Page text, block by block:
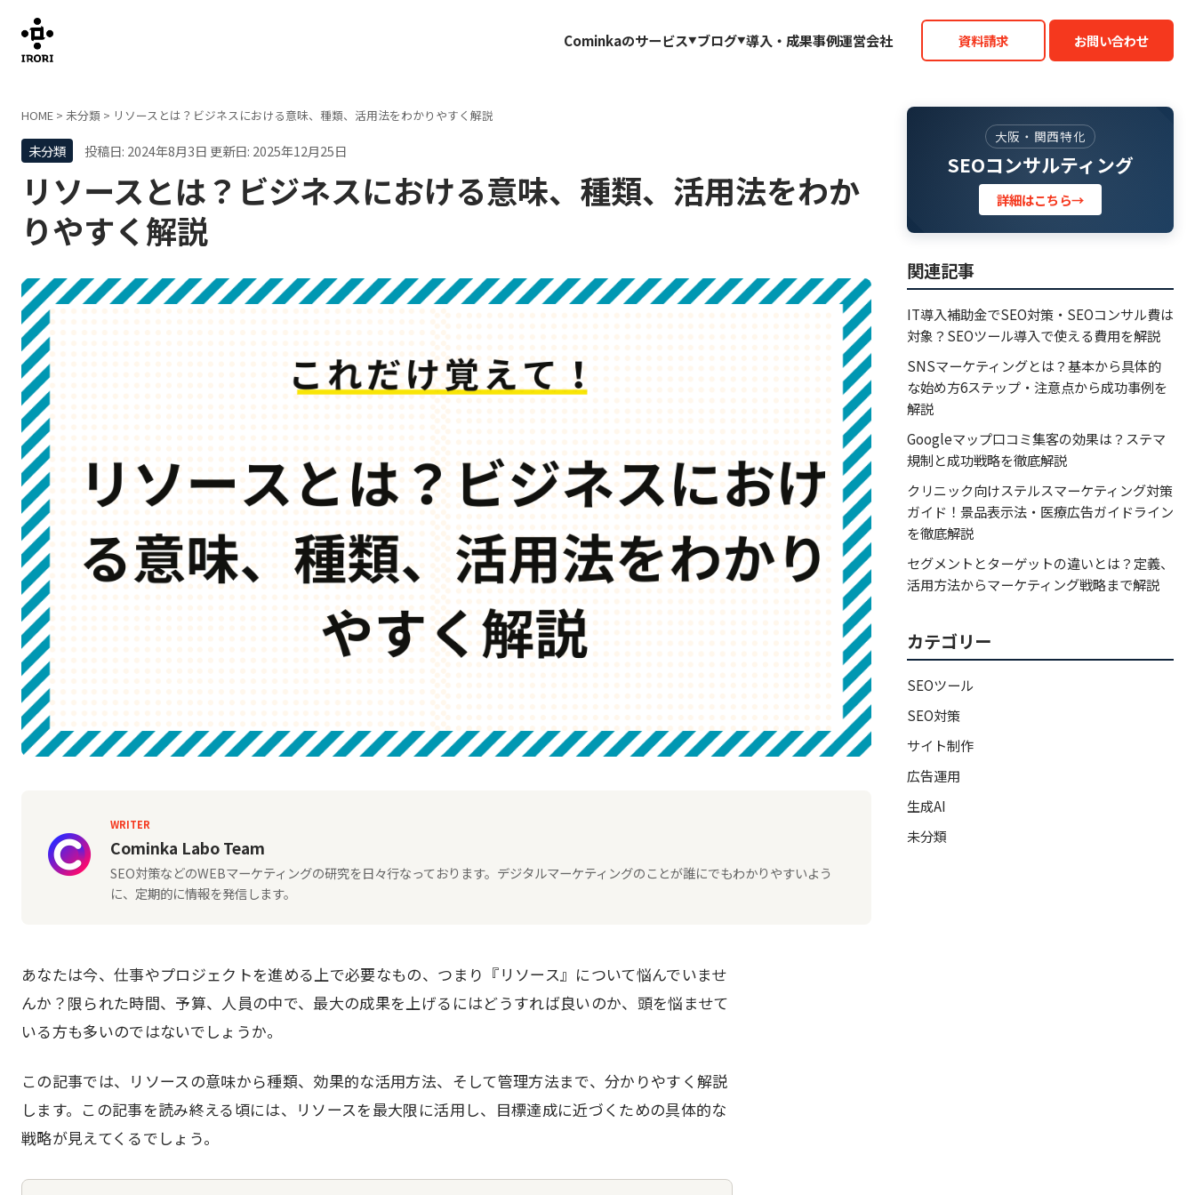
Cominkaのサービス ブログ 導入・成果事例運営会社 資料請求 お問い合わせ
HOME > 未分類 > リソースとは？ビジネスにおける意味、種類、活用法をわかりやすく解説
未分類 投稿日: 2024年8月3日 更新日: 2025年12月25日
リソースとは？ビジネスにおける意味、種類、活用法をわか
りやすく解説
WRITER
Cominka Labo Team
SEO対策などのWEBマーケティングの研究を日々行なっております。デジタルマーケティングのことが誰にでもわかりやすいよう
に、定期的に情報を発信します。
あなたは今、仕事やプロジェクトを進める上で必要なもの、つまり『リソース』について悩んでいませ
んか？限られた時間、予算、人員の中で、最大の成果を上げるにはどうすれば良いのか、頭を悩ませて
いる方も多いのではないでしょうか。
この記事では、リソースの意味から種類、効果的な活用方法、そして管理方法まで、分かりやすく解説
します。この記事を読み終える頃には、リソースを最大限に活用し、目標達成に近づくための具体的な
戦略が見えてくるでしょう。
大阪・関西特化
SEOコンサルティング
詳細はこちら→
関連記事
IT導入補助金でSEO対策・SEOコンサル費は
対象？SEOツール導入で使える費用を解説
SNSマーケティングとは？基本から具体的
な始め方6ステップ・注意点から成功事例を
解説
Googleマップ口コミ集客の効果は？ステマ
規制と成功戦略を徹底解説
クリニック向けステルスマーケティング対策
ガイド！景品表示法・医療広告ガイドライン
を徹底解説
セグメントとターゲットの違いとは？定義、
活用方法からマーケティング戦略まで解説
カテゴリー
SEOツール
SEO対策
サイト制作
広告運用
生成AI
未分類